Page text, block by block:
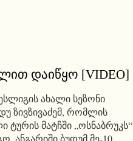
დაიწყო [VIDEO]
ახალი სეზონი
ზივზივაძემ, რომლის
ტურის მატჩში „ოსნაბრუკს“
ანგარიში ბუდუმ მე-10